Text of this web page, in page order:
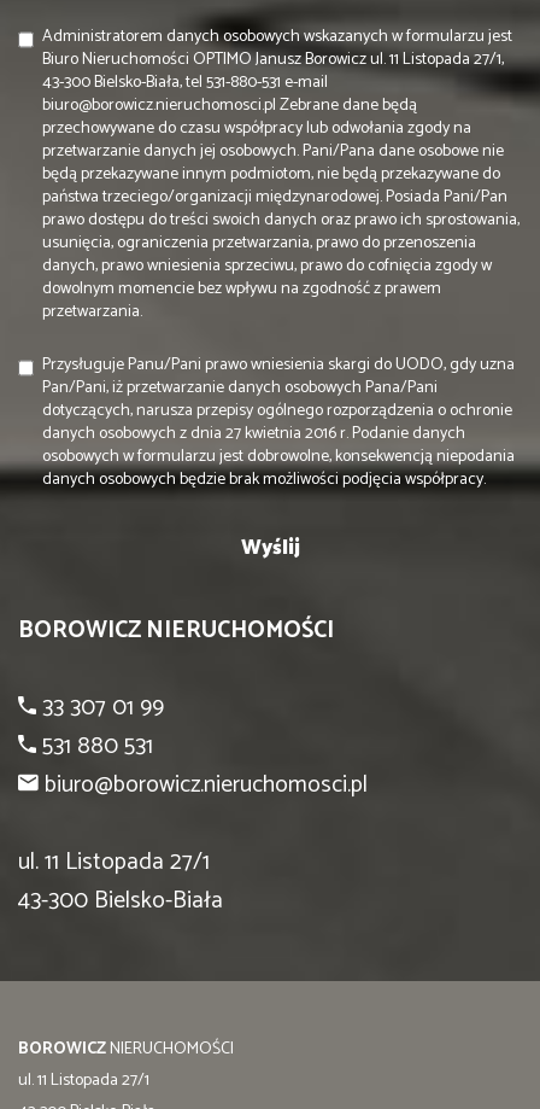
Administratorem danych osobowych wskazanych w formularzu jest
Biuro Nieruchomości OPTIMO Janusz Borowicz ul. 11 Listopada 27/1,
43-300 Bielsko-Biała, tel 531-880-531 e-mail
biuro@borowicz.nieruchomosci.pl Zebrane dane będą
przechowywane do czasu współpracy lub odwołania zgody na
przetwarzanie danych jej osobowych. Pani/Pana dane osobowe nie
będą przekazywane innym podmiotom, nie będą przekazywane do
państwa trzeciego/organizacji międzynarodowej. Posiada Pani/Pan
prawo dostępu do treści swoich danych oraz prawo ich sprostowania,
usunięcia, ograniczenia przetwarzania, prawo do przenoszenia
danych, prawo wniesienia sprzeciwu, prawo do cofnięcia zgody w
dowolnym momencie bez wpływu na zgodność z prawem
przetwarzania.
Przysługuje Panu/Pani prawo wniesienia skargi do UODO, gdy uzna
Pan/Pani, iż przetwarzanie danych osobowych Pana/Pani
dotyczących, narusza przepisy ogólnego rozporządzenia o ochronie
danych osobowych z dnia 27 kwietnia 2016 r. Podanie danych
osobowych w formularzu jest dobrowolne, konsekwencją niepodania
danych osobowych będzie brak możliwości podjęcia współpracy.
BOROWICZ NIERUCHOMOŚCI
33 307 01 99
531 880 531
biuro@borowicz.nieruchomosci.pl
ul. 11 Listopada 27/1
43-300 Bielsko-Biała
BOROWICZNIERUCHOMOŚCI
ul. 11 Listopada 27/1